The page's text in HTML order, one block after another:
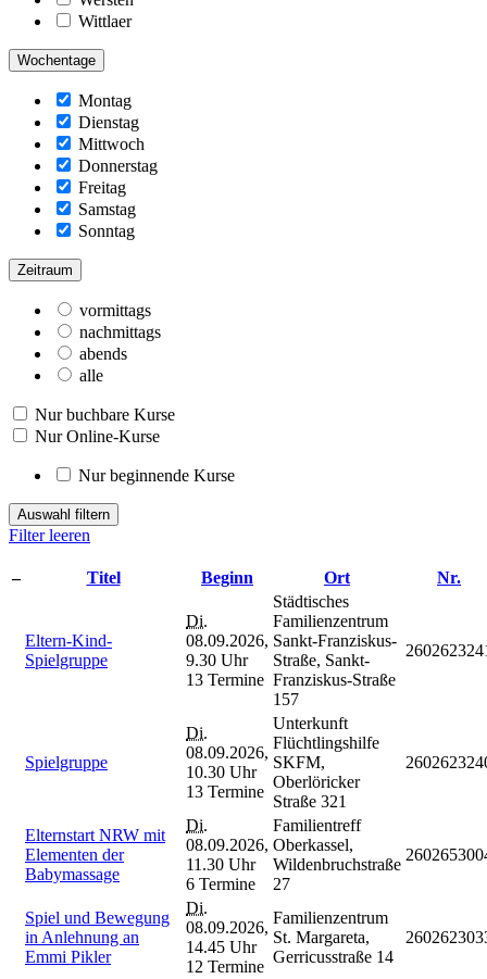
Wittlaer
Wochentage
Montag
Dienstag
Mittwoch
Donnerstag
Freitag
Samstag
Sonntag
Zeitraum
vormittags
nachmittags
abends
alle
Nur buchbare Kurse
Nur Online-Kurse
Nur beginnende Kurse
Auswahl filtern
Filter leeren
– Titel Beginn Ort Nr.
Eltern-Kind-
Spielgruppe
Di.
08.09.2026,
9.30 Uhr
13 Termine
Städtisches
Familienzentrum
Sankt-Franziskus-
Straße, Sankt-
Franziskus-Straße
157
Spielgruppe
Di.
08.09.2026,
10.30 Uhr
13 Termine
Unterkunft
Flüchtlingshilfe
SKFM,
Oberlöricker
Straße 321
Elternstart NRW mit
Elementen der
Babymassage
Di.
08.09.2026,
11.30 Uhr
6 Termine
Familientreff
Oberkassel,
Wildenbruchstraße
27
Spiel und Bewegung
in Anlehnung an
Emmi Pikler
Di.
08.09.2026,
14.45 Uhr
12 Termine
Familienzentrum
St. Margareta,
Gerricusstraße 14